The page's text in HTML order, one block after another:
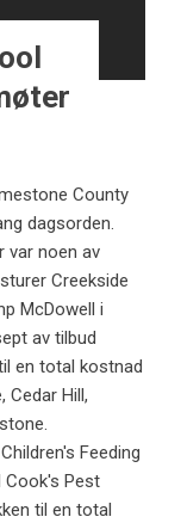
County
dagsorden.
var noen av
Creekside
McDowell i
av tilbud
en total kostnad
Cedar Hill,
Feeding
Cook's Pest
til en total